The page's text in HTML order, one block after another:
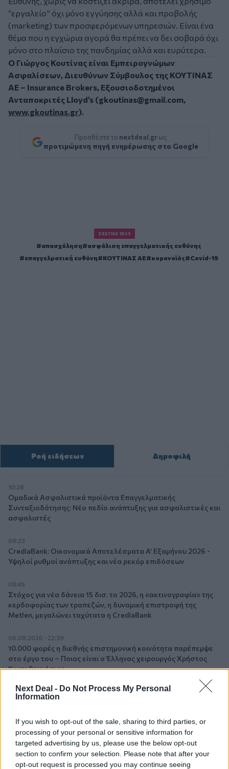
Next Deal - Do Not Process My Personal
Information
If you wish to opt-out of the sale, sharing to third parties, or
processing of your personal or sensitive information for
targeted advertising by us, please use the below opt-out
section to confirm your selection. Please note that after your
opt-out request is processed you may continue seeing
“εργαλείο” όχι μόνο εγγύησης αλλά και προβολής
(marketing) των προσφερόμενων υπηρεσιών. Είναι ένα
θέμα που η εγχώρια αγορά θα πρέπει να δει σοβαρά όχι
μόνο στο πλαίσιο της πανδημίας αλλά και ευρύτερα.
Ο Γιώργος Κουτίνας είναι Εμπειρογνώμων
Ασφαλίσεων, Διευθύνων Σύμβουλος της ΚΟΥΤΙΝΑΣ
ΑΕ – Insurance Brokers, Εξουσιοδοτημένοι
Ανταποκριτές Lloyd’s (gkoutinas@gmail.com,
www.gkoutinas.gr).
Προσθέστε το nextdeal.gr ως
προτιμώμενη πηγή ενημέρωσης στο Google
ΣΧΕΤΙΚΆ TAGS
απασχόληση
ασφάλιση επαγγελματικής ευθύνης
επαγγελματική ευθύνη
ΚΟΥΤΙΝΑΣ ΑΕ κορονοϊός Covid-19
Ροή ειδήσεων Δημοφιλή
10:28
Ομαδικά Ασφαλιστικά προϊόντα Επαγγελματικής
Συνταξιοδότησης: Νέο πεδίο ανάπτυξης για ασφαλιστικές και
ασφαλιστές
09:23
CrediaBank: Οικονομικά Αποτελέσματα A’ Εξαμήνου 2026 -
Υψηλοί ρυθμοί ανάπτυξης και νέα ρεκόρ επιδόσεων
08:45
Στόχος για νέα δάνεια 15 δισ. το 2026, η «ακτινογραφία» της
κερδοφορίας των τραπεζών, η δυναμική επιστροφή της
Metlen, μεγαλώνει ταχύτατα η CrediaBank
06.08.2026 - 22:39
10.000 φορές η διεθνής επιστημονική κοινότητα παρέπεμψε
στο έργο του – Ποιος είναι ο Έλληνας χειρουργός Χρήστος
Κοντοβουνήσιος
06.08.2026 - 14:55
Μιχάλης Τάτσης, Insurance & Healthcare Analyst, διευθυντής
06.08.2026 - 13:30
Όταν η επόμενη μέρα είναι στάχτη, τι θα πει ο Ασφαλιστικός
Διαμεσολαβητής στον πελάτη κλάδου υγείας;